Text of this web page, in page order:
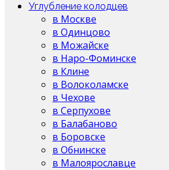
Углубление колодцев
в Москве
в Одинцово
в Можайске
в Наро-Фоминске
в Клине
в Волоколамске
в Чехове
в Серпухове
в Балабаново
в Боровске
в Обнинске
в Малоярославце